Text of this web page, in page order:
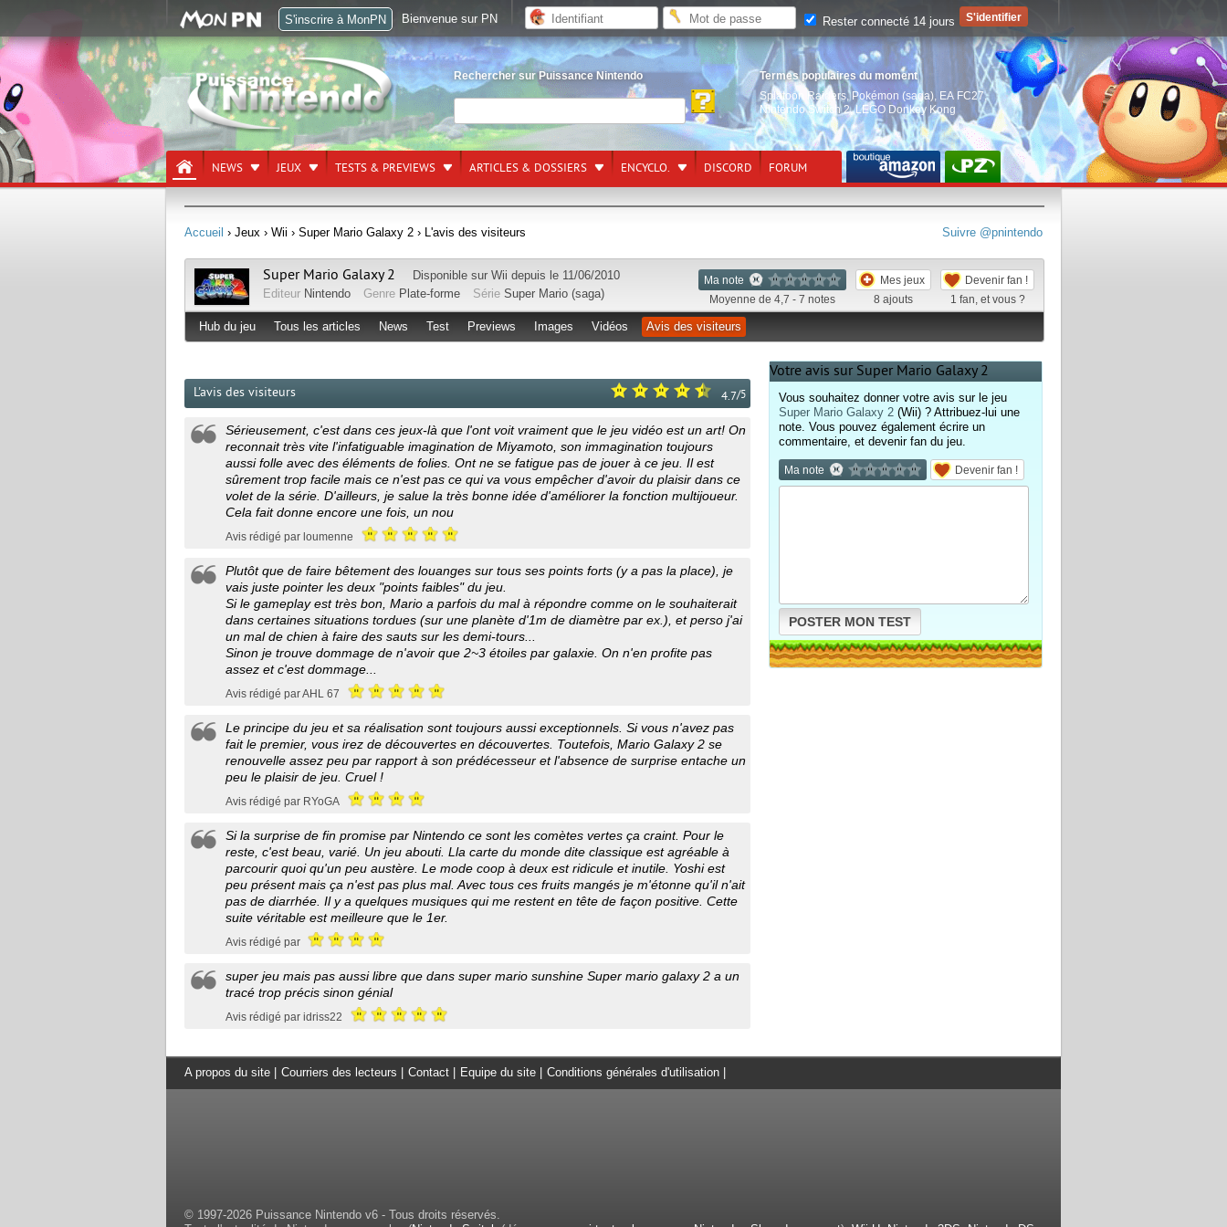
Rechercher sur Puissance Nintendo
Termes populaires du moment
Splatoon Raiders, Pokémon (saga) EA FC27,
Nintendo Switch 2,LEGO Donkey Kong
NEWS JEUX TESTS & PREVIEWS ARTICLES & DOSSIERS ENCYCLO. DISCORD FORUM
Suivre @pnintendo
Accueil › Jeux › Wii › Super Mario Galaxy 2 › L'avis des visiteurs
Ma note
Moyenne de 4,7 - 7 notes
Mes jeux
8 ajouts
Devenir fan !
1 fan, et vous ?
Super Mario Galaxy 2 Disponible sur Wii depuis le 11/06/2010
Editeur Nintendo Genre Plate-forme Série Super Mario (saga)
Hub du jeu Tous les articles News Test Previews Images Vidéos Avis des visiteurs
4.7/5
L'avis des visiteurs
Sérieusement, c'est dans ces jeux-là que l'ont voit vraiment que le jeu vidéo est un art! On
reconnait très vite l'infatiguable imagination de Miyamoto, son immagination toujours
aussi folle avec des éléments de folies. Ont ne se fatigue pas de jouer à ce jeu. Il est
sûrement trop facile mais ce n'est pas ce qui va vous empêcher d'avoir du plaisir dans ce
volet de la série. D'ailleurs, je salue la très bonne idée d'améliorer la fonction multijoueur.
Cela fait donne encore une fois, un nou
Avis rédigé par loumenne
Plutôt que de faire bêtement des louanges sur tous ses points forts (y a pas la place), je
vais juste pointer les deux "points faibles" du jeu.
Si le gameplay est très bon, Mario a parfois du mal à répondre comme on le souhaiterait
dans certaines situations tordues (sur une planète d'1m de diamètre par ex.), et perso j'ai
un mal de chien à faire des sauts sur les demi-tours...
Sinon je trouve dommage de n'avoir que 2~3 étoiles par galaxie. On n'en profite pas
assez et c'est dommage...
Avis rédigé par AHL 67
Le principe du jeu et sa réalisation sont toujours aussi exceptionnels. Si vous n'avez pas
fait le premier, vous irez de découvertes en découvertes. Toutefois, Mario Galaxy 2 se
renouvelle assez peu par rapport à son prédécesseur et l'absence de surprise entache un
peu le plaisir de jeu. Cruel !
Avis rédigé par RYoGA
Si la surprise de fin promise par Nintendo ce sont les comètes vertes ça craint. Pour le
reste, c'est beau, varié. Un jeu abouti. Lla carte du monde dite classique est agréable à
parcourir quoi qu'un peu austère. Le mode coop à deux est ridicule et inutile. Yoshi est
peu présent mais ça n'est pas plus mal. Avec tous ces fruits mangés je m'étonne qu'il n'ait
pas de diarrhée. Il y a quelques musiques qui me restent en tête de façon positive. Cette
suite véritable est meilleure que le 1er.
Avis rédigé par
super jeu mais pas aussi libre que dans super mario sunshine Super mario galaxy 2 a un
tracé trop précis sinon génial
Avis rédigé par idriss22
Votre avis sur Super Mario Galaxy 2
Vous souhaitez donner votre avis sur le jeu
Super Mario Galaxy 2 (Wii) ? Attribuez-lui une
note. Vous pouvez également écrire un
commentaire, et devenir fan du jeu.
Ma note Devenir fan !
POSTER MON TEST
A propos du site Courriers des lecteurs Contact Equipe du site Conditions générales d'utilisation
© 1997-2026 Puissance Nintendo v6 - Tous droits réservés.
S'inscrire à MonPN Bienvenue sur PN Rester connecté 14 jours